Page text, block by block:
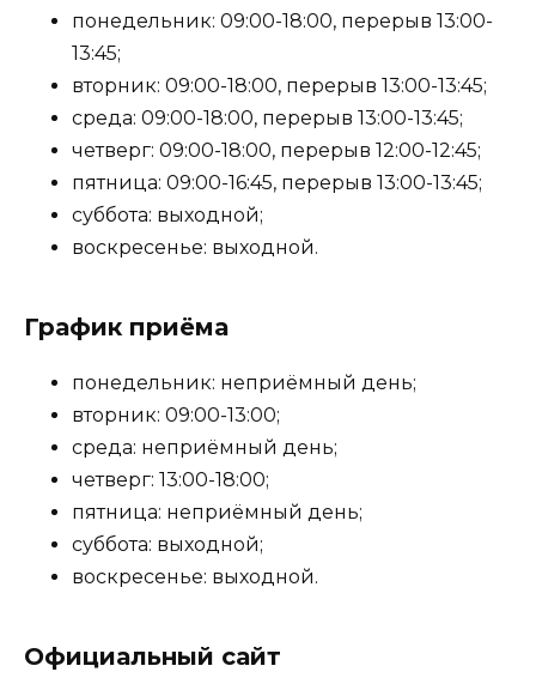
понедельник: 09:00-18:00, перерыв 13:00-
13:45;
вторник: 09:00-18:00, перерыв 13:00-13:45;
среда: 09:00-18:00, перерыв 13:00-13:45;
четверг: 09:00-18:00, перерыв 12:00-12:45;
пятница: 09:00-16:45, перерыв 13:00-13:45;
суббота: выходной;
воскресенье: выходной.
График приёма
понедельник: неприёмный день;
вторник: 09:00-13:00;
среда: неприёмный день;
четверг: 13:00-18:00;
пятница: неприёмный день;
суббота: выходной;
воскресенье: выходной.
Официальный сайт